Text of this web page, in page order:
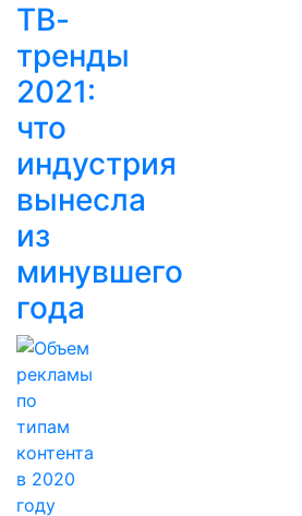
ТВ-
тренды
2021:
что
индустрия
вынесла
из
минувшего
года